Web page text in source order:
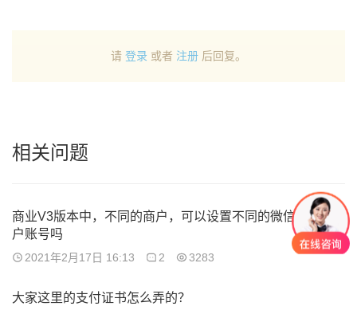
请 登录 或者 注册 后回复。
相关问题
商业V3版本中，不同的商户，可以设置不同的微信收款商
户账号吗
2021年2月17日 16:13 2 3283
大家这里的支付证书怎么弄的？